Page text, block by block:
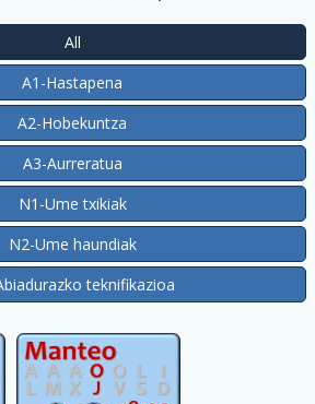
All
A1-Hastapena
A2-Hobekuntza
A3-Aurreratua
N1-Ume txikiak
N2-Ume haundiak
teknifikazioa